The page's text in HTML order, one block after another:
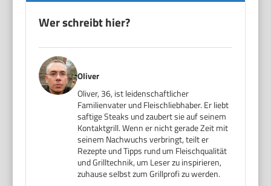
Wer schreibt hier?
Oliver
Oliver, 36, ist leidenschaftlicher
Familienvater und Fleischliebhaber. Er liebt
saftige Steaks und zaubert sie auf seinem
Kontaktgrill. Wenn er nicht gerade Zeit mit
seinem Nachwuchs verbringt, teilt er
Rezepte und Tipps rund um Fleischqualität
und Grilltechnik, um Leser zu inspirieren,
zuhause selbst zum Grillprofi zu werden.